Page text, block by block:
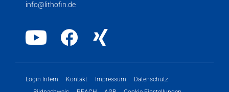
info@lithofin.de
YoutubeFacebook
Login Intern Kontakt Impressum
Datenschutz